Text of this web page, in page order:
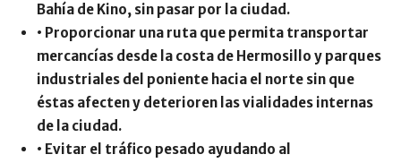
Bahía de Kino, sin pasar por la ciudad.
• Proporcionar una ruta que permita transportar
mercancías desde la costa de Hermosillo y parques
industriales del poniente hacia el norte sin que
éstas afecten y deterioren las vialidades internas
de la ciudad.
• Evitar el tráfico pesado ayudando al